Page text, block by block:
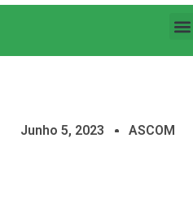
Junho 5, 2023 ASCOM